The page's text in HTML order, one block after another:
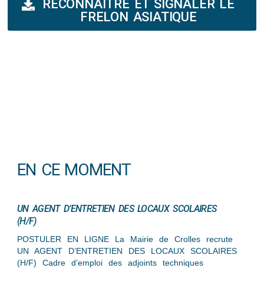
RECONNAÎTRE ET SIGNALER LE
FRELON ASIATIQUE
EN CE MOMENT
UN AGENT D’ENTRETIEN DES LOCAUX SCOLAIRES
(H/F)
POSTULER EN LIGNE La Mairie de Crolles recrute
UN AGENT D’ENTRETIEN DES LOCAUX SCOLAIRES
(H/F) Cadre d’emploi des adjoints techniques